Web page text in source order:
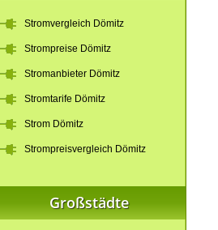
Stromvergleich Dömitz
Strompreise Dömitz
Stromanbieter Dömitz
Stromtarife Dömitz
Strom Dömitz
Strompreisvergleich Dömitz
Großstädte